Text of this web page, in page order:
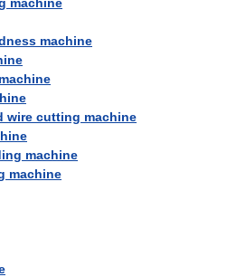
machine
wire cutting machine
machine
machine